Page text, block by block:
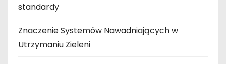
standardy
Znaczenie Systemów Nawadniających w
Utrzymaniu Zieleni